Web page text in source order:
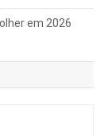
em 2026